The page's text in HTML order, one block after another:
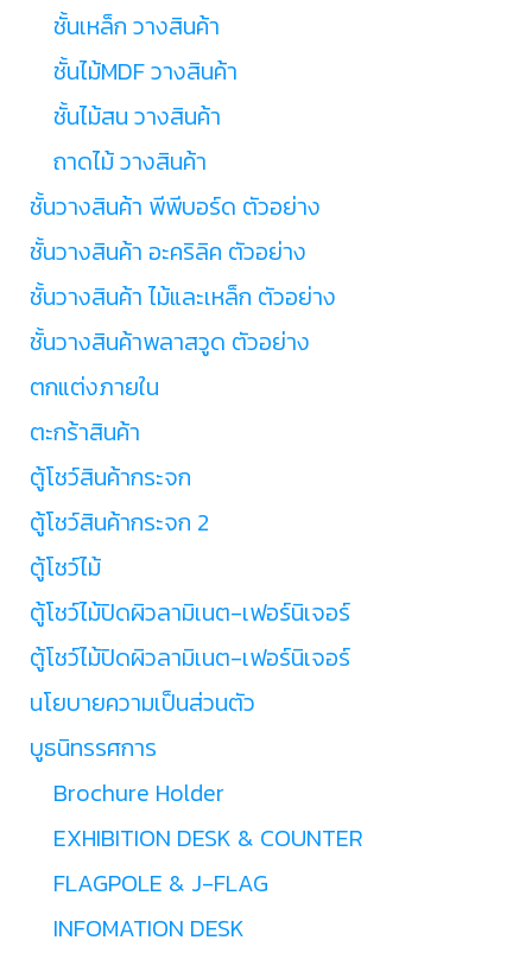
ชั้นเหล็ก วางสินค้า
ชั้นไม้MDF วางสินค้า
ชั้นไม้สน วางสินค้า
ถาดไม้ วางสินค้า
ชั้นวางสินค้า พีพีบอร์ด ตัวอย่าง
ชั้นวางสินค้า อะคริลิค ตัวอย่าง
ชั้นวางสินค้า ไม้และเหล็ก ตัวอย่าง
ชั้นวางสินค้าพลาสวูด ตัวอย่าง
ตกแต่งภายใน
ตะกร้าสินค้า
ตู้โชว์สินค้ากระจก
ตู้โชว์สินค้ากระจก 2
ตู้โชว์ไม้
ตู้โชว์ไม้ปิดผิวลามิเนต-เฟอร์นิเจอร์
ตู้โชว์ไม้ปิดผิวลามิเนต-เฟอร์นิเจอร์
นโยบายความเป็นส่วนตัว
บูธนิทรรศการ
Brochure Holder
EXHIBITION DESK & COUNTER
FLAGPOLE & J-FLAG
INFOMATION DESK